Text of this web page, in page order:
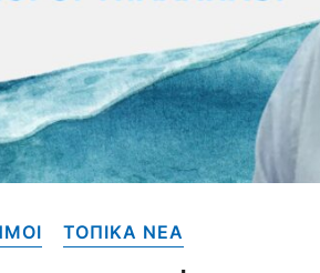
ΤΟΠΙΚΑ NEA